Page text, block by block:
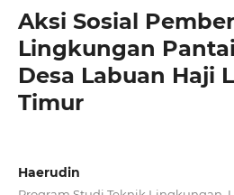
Aksi Sosial
Lingkungan
Desa Labuan Haji
Timur
Haerudin